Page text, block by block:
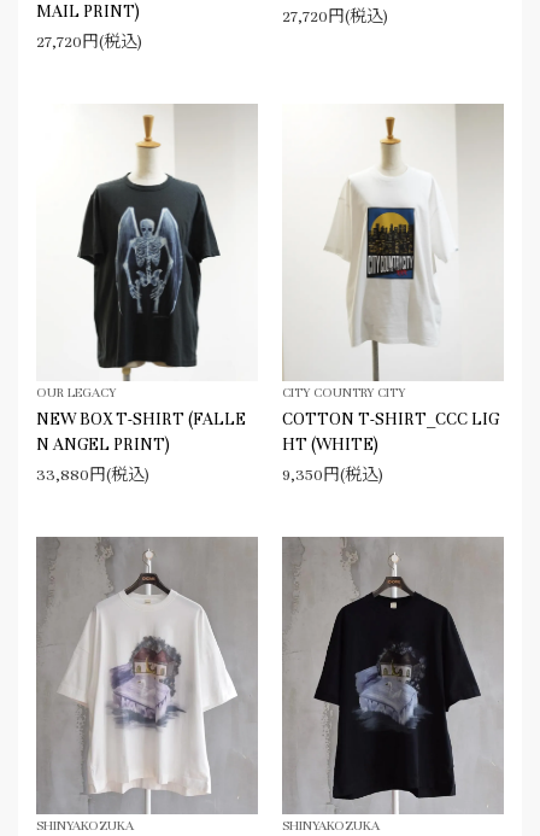
MAIL PRINT)
27,720円(税込)
27,720円(税込)
OUR LEGACY
NEW BOX T-SHIRT (FALLE
N ANGEL PRINT)
33,880円(税込)
CITY COUNTRY CITY
COTTON T-SHIRT_CCC LIG
HT (WHITE)
9,350円(税込)
SHINYAKOZUKA SHINYAKOZUKA